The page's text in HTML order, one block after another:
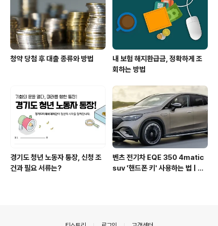
청약 당첨 후 대출 종류와 방법
내 보험 해지환급금, 정확하게 조
회하는 방법
경기도 청년 노동자 통장, 신청 조
건과 필요 서류는?
벤츠 전기차 EQE 350 4matic
suv '핸드폰 키' 사용하는 법 | 키